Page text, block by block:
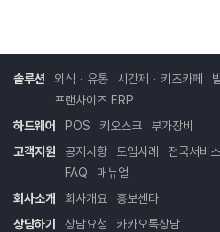
솔루션 외식ᆞ유통 시간제ᆞ키즈카페
프랜차이즈 ERP
하드웨어
POS 키오스크
부가장비
고객지원
공지사항 도입사례 전국서비
FAQ
매뉴얼
회사소개
회사개요
홍보센타
상담하기
상담요청 카카오톡상담